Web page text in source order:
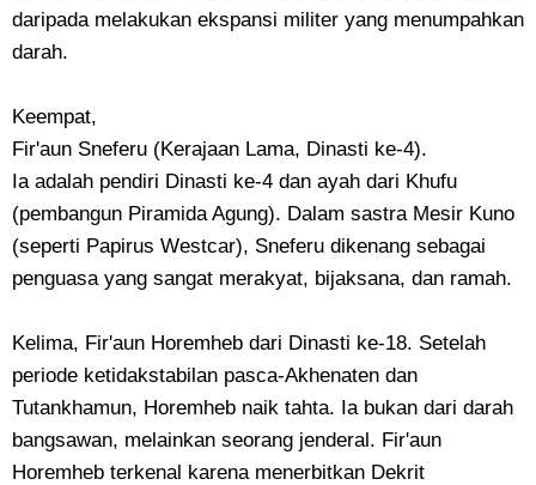
daripada melakukan ekspansi militer yang menumpahkan
darah.
Keempat,
Fir'aun ​Sneferu (Kerajaan Lama, Dinasti ke-4).
Ia adalah pendiri Dinasti ke-4 dan ayah dari Khufu
(pembangun Piramida Agung). Dalam sastra Mesir Kuno
(seperti Papirus Westcar), Sneferu dikenang sebagai
penguasa yang sangat merakyat, bijaksana, dan ramah.
Kelima, Fir'aun Horemheb dari Dinasti ke-18. Setelah
periode ketidakstabilan pasca-Akhenaten dan
Tutankhamun, Horemheb naik tahta. Ia bukan dari darah
bangsawan, melainkan seorang jenderal. Fir'aun
Horemheb terkenal karena menerbitkan Dekrit